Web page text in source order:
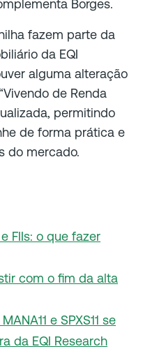
Borges.
fazem parte da
da EQI
alguma alteração
de Renda
permitindo
de forma prática e
do mercado.
FIIs: o que fazer
com o fim da alta
e SPXS11 se
da EQI Research